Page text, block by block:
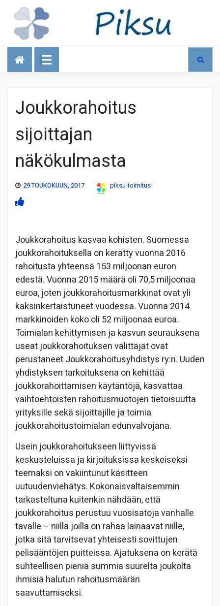
Talous
Joukkorahoitus
sijoittajan
näkökulmasta
29 TOUKOKUUN, 2017 piksu-toimitus
Joukkorahoitus kasvaa kohisten. Suomessa
joukkorahoituksella on kerätty vuonna 2016
rahoitusta yhteensä 153 miljoonan euron
edestä. Vuonna 2015 määrä oli 70,5 miljoonaa
euroa, joten joukkorahoitusmarkkinat ovat yli
kaksinkertaistuneet vuodessa. Vuonna 2014
markkinoiden koko oli 52 miljoonaa euroa.
Toimialan kehittymisen ja kasvun seurauksena
useat joukkorahoituksen välittäjät ovat
perustaneet Joukkorahoitusyhdistys ry:n. Uuden
yhdistyksen tarkoituksena on kehittää
joukkorahoittamisen käytäntöjä, kasvattaa
vaihtoehtoisten rahoitusmuotojen tietoisuutta
yrityksille sekä sijoittajille ja toimia
joukkorahoitustoimialan edunvalvojana.
Usein joukkorahoitukseen liittyvissä
keskusteluissa ja kirjoituksissa keskeiseksi
teemaksi on vakiintunut käsitteen
uutuudenviehätys. Kokonaisvaltaisemmin
tarkasteltuna kuitenkin nähdään, että
joukkorahoitus perustuu vuosisatoja vanhalle
tavalle – niillä joilla on rahaa lainaavat niille,
jotka sitä tarvitsevat yhteisesti sovittujen
pelisääntöjen puitteissa. Ajatuksena on kerätä
suhteellisen pieniä summia suurelta joukolta
ihmisiä halutun rahoitusmäärän
saavuttamiseksi.